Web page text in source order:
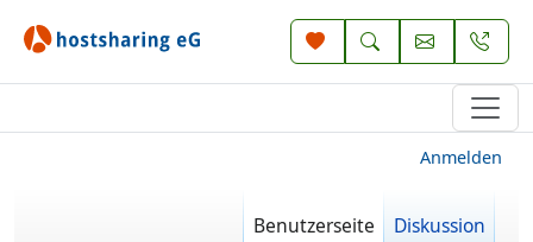
Anmelden
Benutzerseite Diskussion